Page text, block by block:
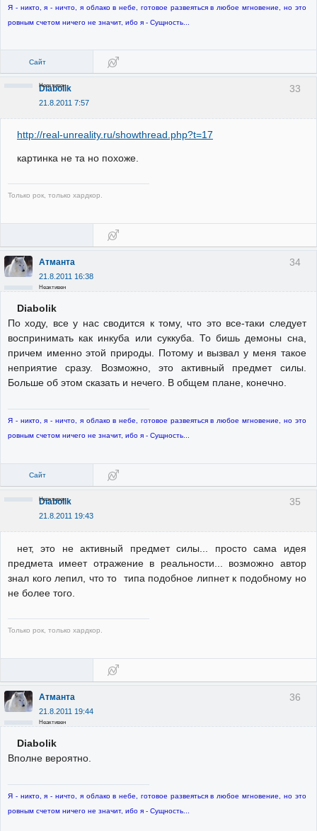
Я - никто, я - ничто, я облако в небе, готовое развеяться в любое мгновение, но это
ровным счетом ничего не значит, ибо я - Сущность...
Сайт
33
Diabolik
21.8.2011 7:57
Неактивен
http://real-unreality.ru/showthread.php?t=17
картинка не та но похоже.
Только рок, только хардкор.
34
Атманта
21.8.2011 16:38
Неактивен
Diabolik
По ходу, все у нас сводится к тому, что это все-таки следует
воспринимать как инкуба или суккуба. То бишь демоны сна,
причем именно этой природы. Потому и вызвал у меня такое
неприятие сразу. Возможно, это активный предмет силы.
Больше об этом сказать и нечего. В общем плане, конечно.
Я - никто, я - ничто, я облако в небе, готовое развеяться в любое мгновение, но это
ровным счетом ничего не значит, ибо я - Сущность...
Сайт
35
Diabolik
21.8.2011 19:43
Неактивен
нет, это не активный предмет силы... просто сама идея
предмета имеет отражение в реальности... возможно автор
знал кого лепил, что то типа подобное липнет к подобному но
не более того.
Только рок, только хардкор.
36
Атманта
21.8.2011 19:44
Неактивен
Diabolik
Вполне вероятно.
Я - никто, я - ничто, я облако в небе, готовое развеяться в любое мгновение, но это
ровным счетом ничего не значит, ибо я - Сущность...